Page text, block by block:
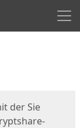
der Sie